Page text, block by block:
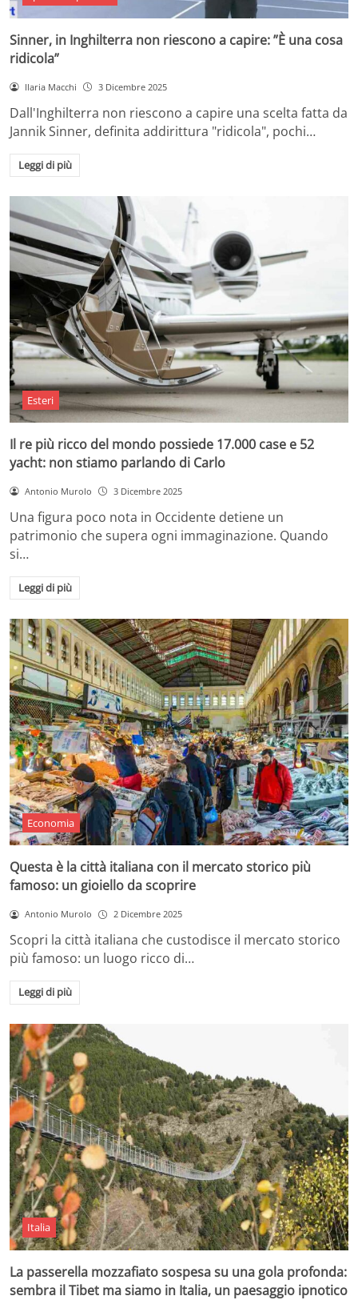
Sinner, in Inghilterra non riescono a capire: ”È una cosa
ridicola”
Ilaria Macchi 3 Dicembre 2025
Dall'Inghilterra non riescono a capire una scelta fatta da
Jannik Sinner, definita addirittura "ridicola", pochi…
Leggi di più
Esteri
Il re più ricco del mondo possiede 17.000 case e 52
yacht: non stiamo parlando di Carlo
Antonio Murolo 3 Dicembre 2025
Una figura poco nota in Occidente detiene un
patrimonio che supera ogni immaginazione. Quando
si…
Leggi di più
Economia
Questa è la città italiana con il mercato storico più
famoso: un gioiello da scoprire
Antonio Murolo 2 Dicembre 2025
Scopri la città italiana che custodisce il mercato storico
più famoso: un luogo ricco di…
Leggi di più
Italia
La passerella mozzafiato sospesa su una gola profonda:
sembra il Tibet ma siamo in Italia, un paesaggio ipnotico